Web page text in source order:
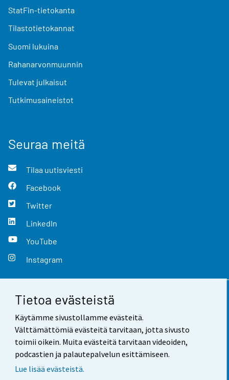
Tietoa evästeistä
Käytämme sivustollamme evästeitä.
Välttämättömiä evästeitä tarvitaan, jotta sivusto
toimii oikein. Muita evästeitä tarvitaan videoiden,
podcastien ja palautepalvelun esittämiseen.
Lue lisää evästeistä.
StatFin-tietokanta
Tilastotietokannat
Suomi lukuina
Rahanarvonmuunnin
Tulevat julkaisut
Tutkimusaineistot
Seuraa meitä
Tilaa uutisviesti
Facebook
Twitter
LinkedIn
YouTube
Instagram
Yhteystiedot
Palaute
Käyttöehdot